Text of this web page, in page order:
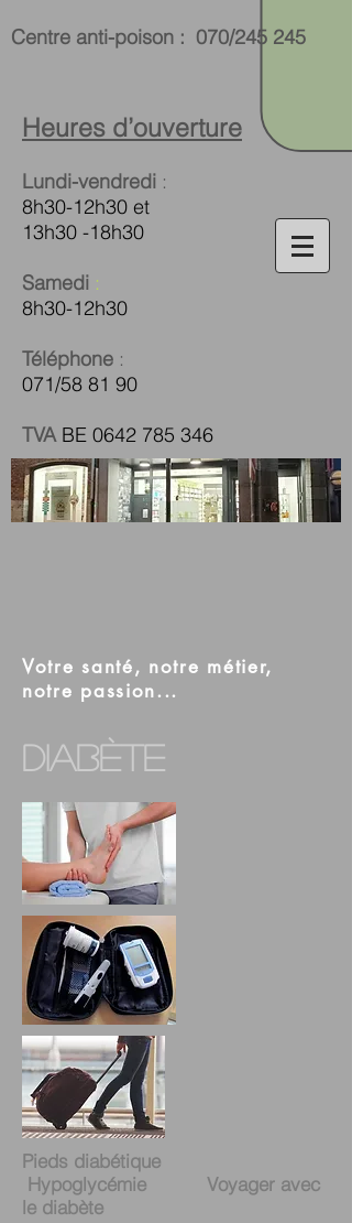
Centre anti-poison : 070/245 245
Heures d’ouverture
Lundi-vendredi :
8h30-12h30 et
13h30 -18h30
Samedi :
8h30-12h30
Téléphone :
071/58 81 90
TVA BE 0642 785 346
Votre santé, notre métier,
notre passion...
Diabète
Pieds diabétique
Hypoglycémie Voyager avec
le diabète